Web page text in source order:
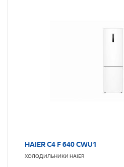
HAIER C4 F 640 CWU1
ХОЛОДИЛЬНИКИ HAIER